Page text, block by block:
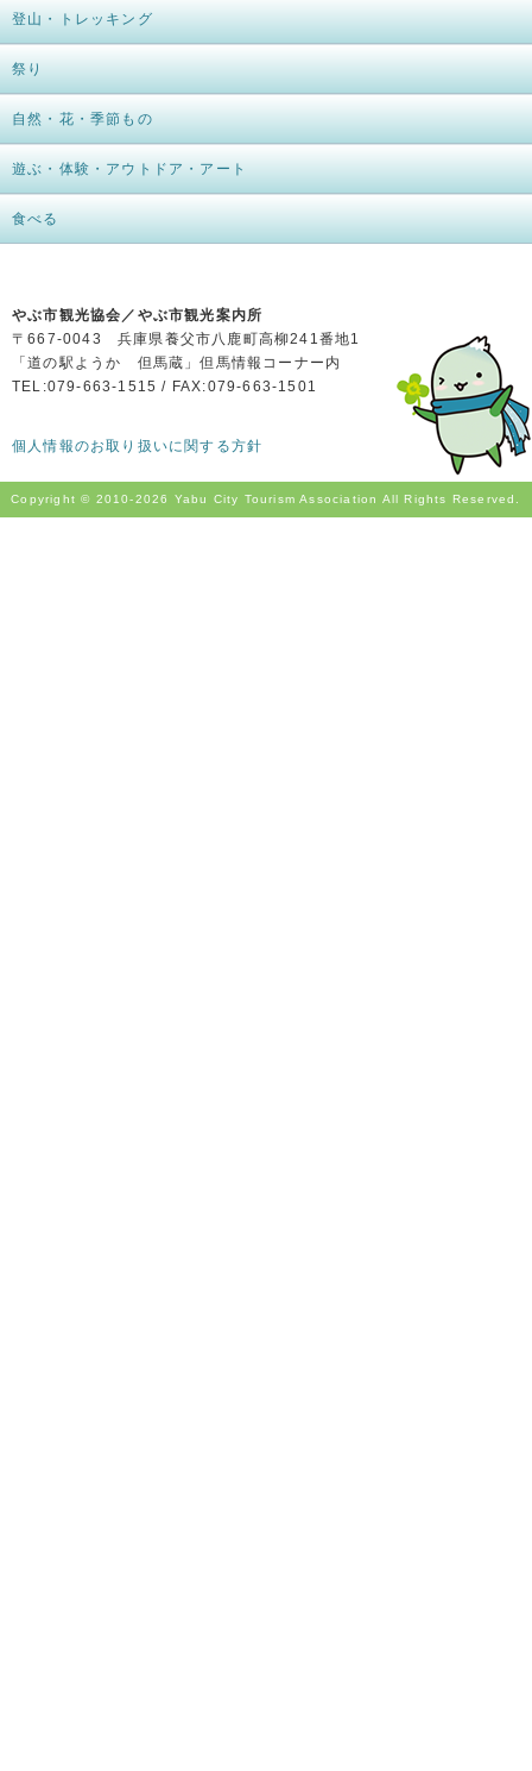
登山・トレッキング
祭り
自然・花・季節もの
遊ぶ・体験・アウトドア・アート
食べる
やぶ市観光協会／やぶ市観光案内所
〒667-0043 兵庫県養父市八鹿町高柳241番地1
「道の駅ようか 但馬蔵」但馬情報コーナー内
TEL:079-663-1515 / FAX:079-663-1501
個人情報のお取り扱いに関する方針
Copyright © 2010-2026 Yabu City Tourism Association All Rights Reserved.